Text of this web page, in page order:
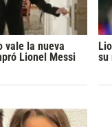
vale la nueva
Lionel Messi
su